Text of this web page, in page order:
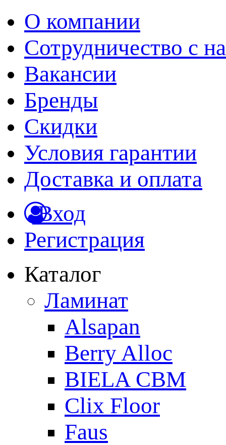
О компании
Сотрудничество с
Вакансии
Бренды
Скидки
Условия гарантии
Доставка и оплата
Вход
Регистрация
Каталог
Ламинат
Alsapan
Berry Alloc
BIELA CBM
Clix Floor
Faus